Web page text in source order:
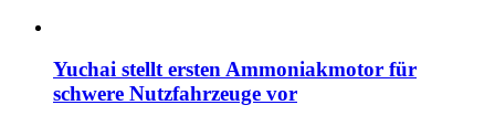
Yuchai stellt ersten Ammoniakmotor für
schwere Nutzfahrzeuge vor